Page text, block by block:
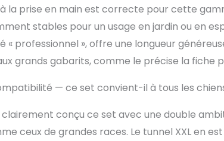
la prise en main est correcte pour cette
stables pour un usage en jardin ou en
« professionnel », offre une longueur
grands gabarits, comme le précise la fiche
— ce set convient-il à tous les
conçu ce set avec une double
ceux de grandes races. Le tunnel XXL en